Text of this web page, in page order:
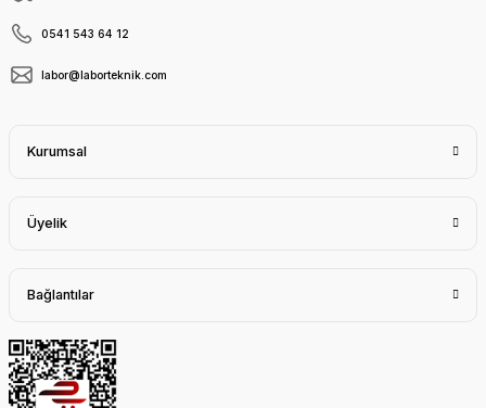
0541 543 64 12
labor@laborteknik.com
Kurumsal
Üyelik
Bağlantılar